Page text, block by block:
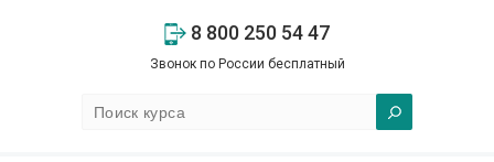
8 800 250 54 47
Звонок по России бесплатный